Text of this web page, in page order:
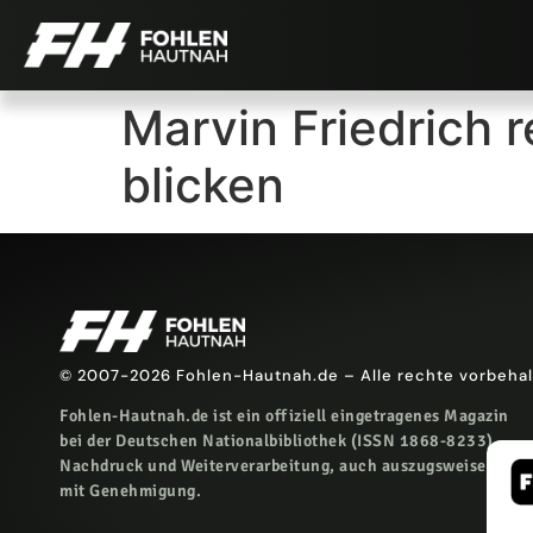
Marvin Friedrich
blicken
© 2007-2026 Fohlen-Hautnah.de – Alle rechte
Fohlen-Hautnah.de ist ein offiziell eingetragenes Magazin
bei der Deutschen Nationalbibliothek (ISSN 1868-8233).
Nachdruck und Weiterverarbeitung, auch auszugsweise, nur
mit Genehmigung.